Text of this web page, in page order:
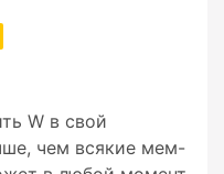
W в свой
чем всякие мем-